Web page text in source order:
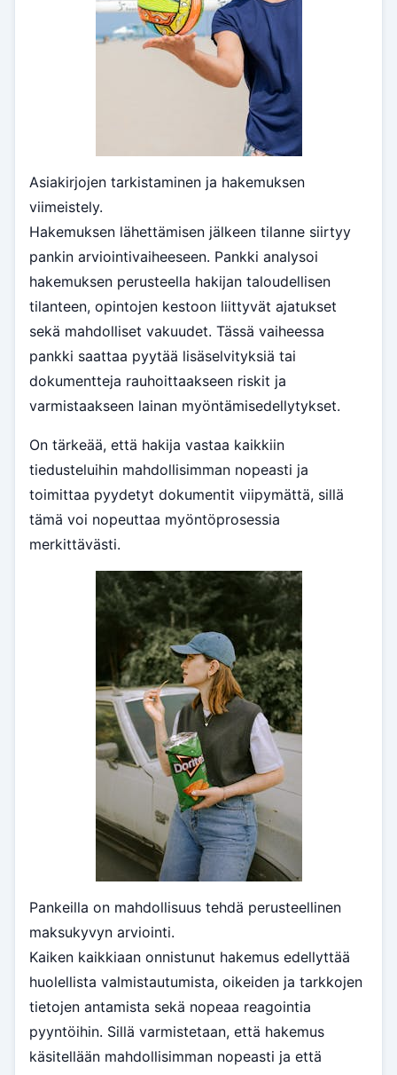
Asiakirjojen tarkistaminen ja hakemuksen
viimeistely.
Hakemuksen lähettämisen jälkeen tilanne siirtyy
pankin arviointivaiheeseen. Pankki analysoi
hakemuksen perusteella hakijan taloudellisen
tilanteen, opintojen kestoon liittyvät ajatukset
sekä mahdolliset vakuudet. Tässä vaiheessa
pankki saattaa pyytää lisäselvityksiä tai
dokumentteja rauhoittaakseen riskit ja
varmistaakseen lainan myöntämisedellytykset.
On tärkeää, että hakija vastaa kaikkiin
tiedusteluihin mahdollisimman nopeasti ja
toimittaa pyydetyt dokumentit viipymättä, sillä
tämä voi nopeuttaa myöntöprosessia
merkittävästi.
Pankeilla on mahdollisuus tehdä perusteellinen
maksukyvyn arviointi.
Kaiken kaikkiaan onnistunut hakemus edellyttää
huolellista valmistautumista, oikeiden ja tarkkojen
tietojen antamista sekä nopeaa reagointia
pyyntöihin. Sillä varmistetaan, että hakemus
käsitellään mahdollisimman nopeasti ja että